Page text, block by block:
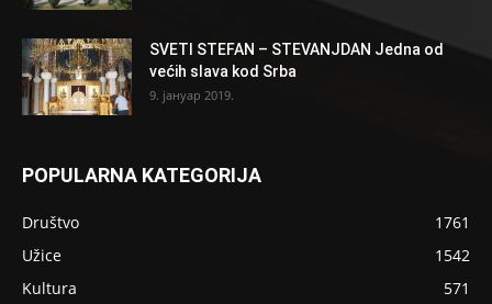
SVETI STEFAN – STEVANJDAN Jedna od
većih slava kod Srba
9. јануар 2019.
POPULARNA KATEGORIJA
Društvo
1761
Užice
1542
Kultura
571